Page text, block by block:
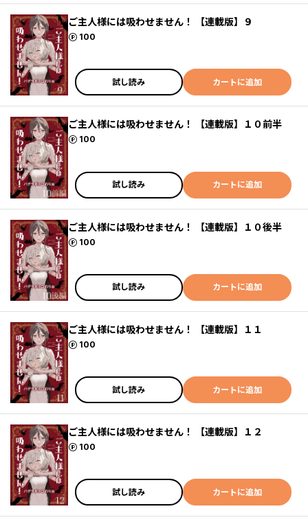
ご主人様には吸わせません！ 【連載版】９
100
ポイント
試し読み カートに追加
ご主人様には吸わせません！ 【連載版】１０前半
100
ポイント
試し読み カートに追加
ご主人様には吸わせません！ 【連載版】１０後半
100
ポイント
試し読み カートに追加
ご主人様には吸わせません！ 【連載版】１１
100
ポイント
試し読み カートに追加
ご主人様には吸わせません！ 【連載版】１２
100
ポイント
試し読み カートに追加